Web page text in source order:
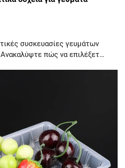
συσκευασίες γευμάτων
πώς να επιλέξετε